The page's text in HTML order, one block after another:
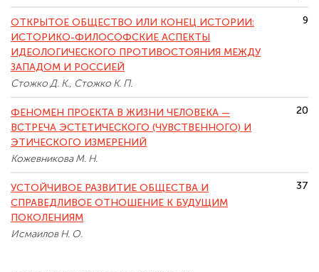
ОТКРЫТОЕ ОБЩЕСТВО ИЛИ КОНЕЦ ИСТОРИИ:
ИСТОРИКО-ФИЛОСОФСКИЕ АСПЕКТЫ
ИДЕОЛОГИЧЕСКОГО ПРОТИВОСТОЯНИЯ МЕЖДУ
ЗАПАДОМ И РОССИЕЙ
Стожко Д. К., Стожко К. П.
9
ФЕНОМЕН ПРОЕКТА В ЖИЗНИ ЧЕЛОВЕКА —
ВСТРЕЧА ЭСТЕТИЧЕСКОГО (ЧУВСТВЕННОГО) И
ЭТИЧЕСКОГО ИЗМЕРЕНИЙ
Кожевникова М. Н.
20
УСТОЙЧИВОЕ РАЗВИТИЕ ОБЩЕСТВА И
СПРАВЕДЛИВОЕ ОТНОШЕНИЕ К БУДУЩИМ
ПОКОЛЕНИЯМ
Исмаилов Н. О.
37